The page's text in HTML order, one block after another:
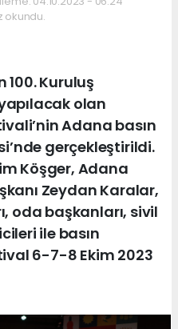
okundu.
100. Kuruluş
olan
Adana basın
gerçekleştirildi.
Köşger, Adana
Zeydan Karalar,
oda başkanları, sivil
ile basın
6-7-8 Ekim 2023